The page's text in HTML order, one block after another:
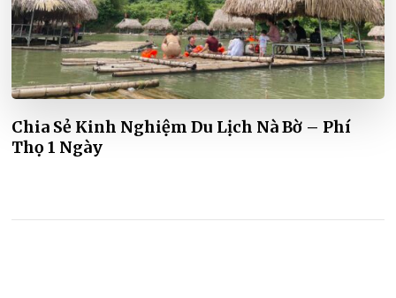
Chia Sẻ Kinh Nghiệm Du Lịch Nà Bờ – Phí
Thọ 1 Ngày